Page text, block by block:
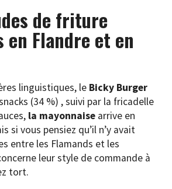
de friture
Flandre et en
linguistiques, le Bicky Burger
(34 %) , suivi par la fricadelle
la mayonnaise arrive en
si vous pensiez qu’il n’y avait
entre les Flamands et les
leur style de commande à
tort.